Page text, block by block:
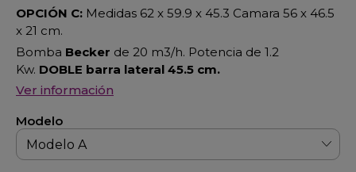
OPCIÓN C: Medidas 62 x 59.9 x 45.3 Camara 56 x 46.5
x 21 cm.
Bomba Becker de 20 m3/h. Potencia de 1.2
Kw. DOBLE barra lateral 45.5 cm.
Ver información
Modelo